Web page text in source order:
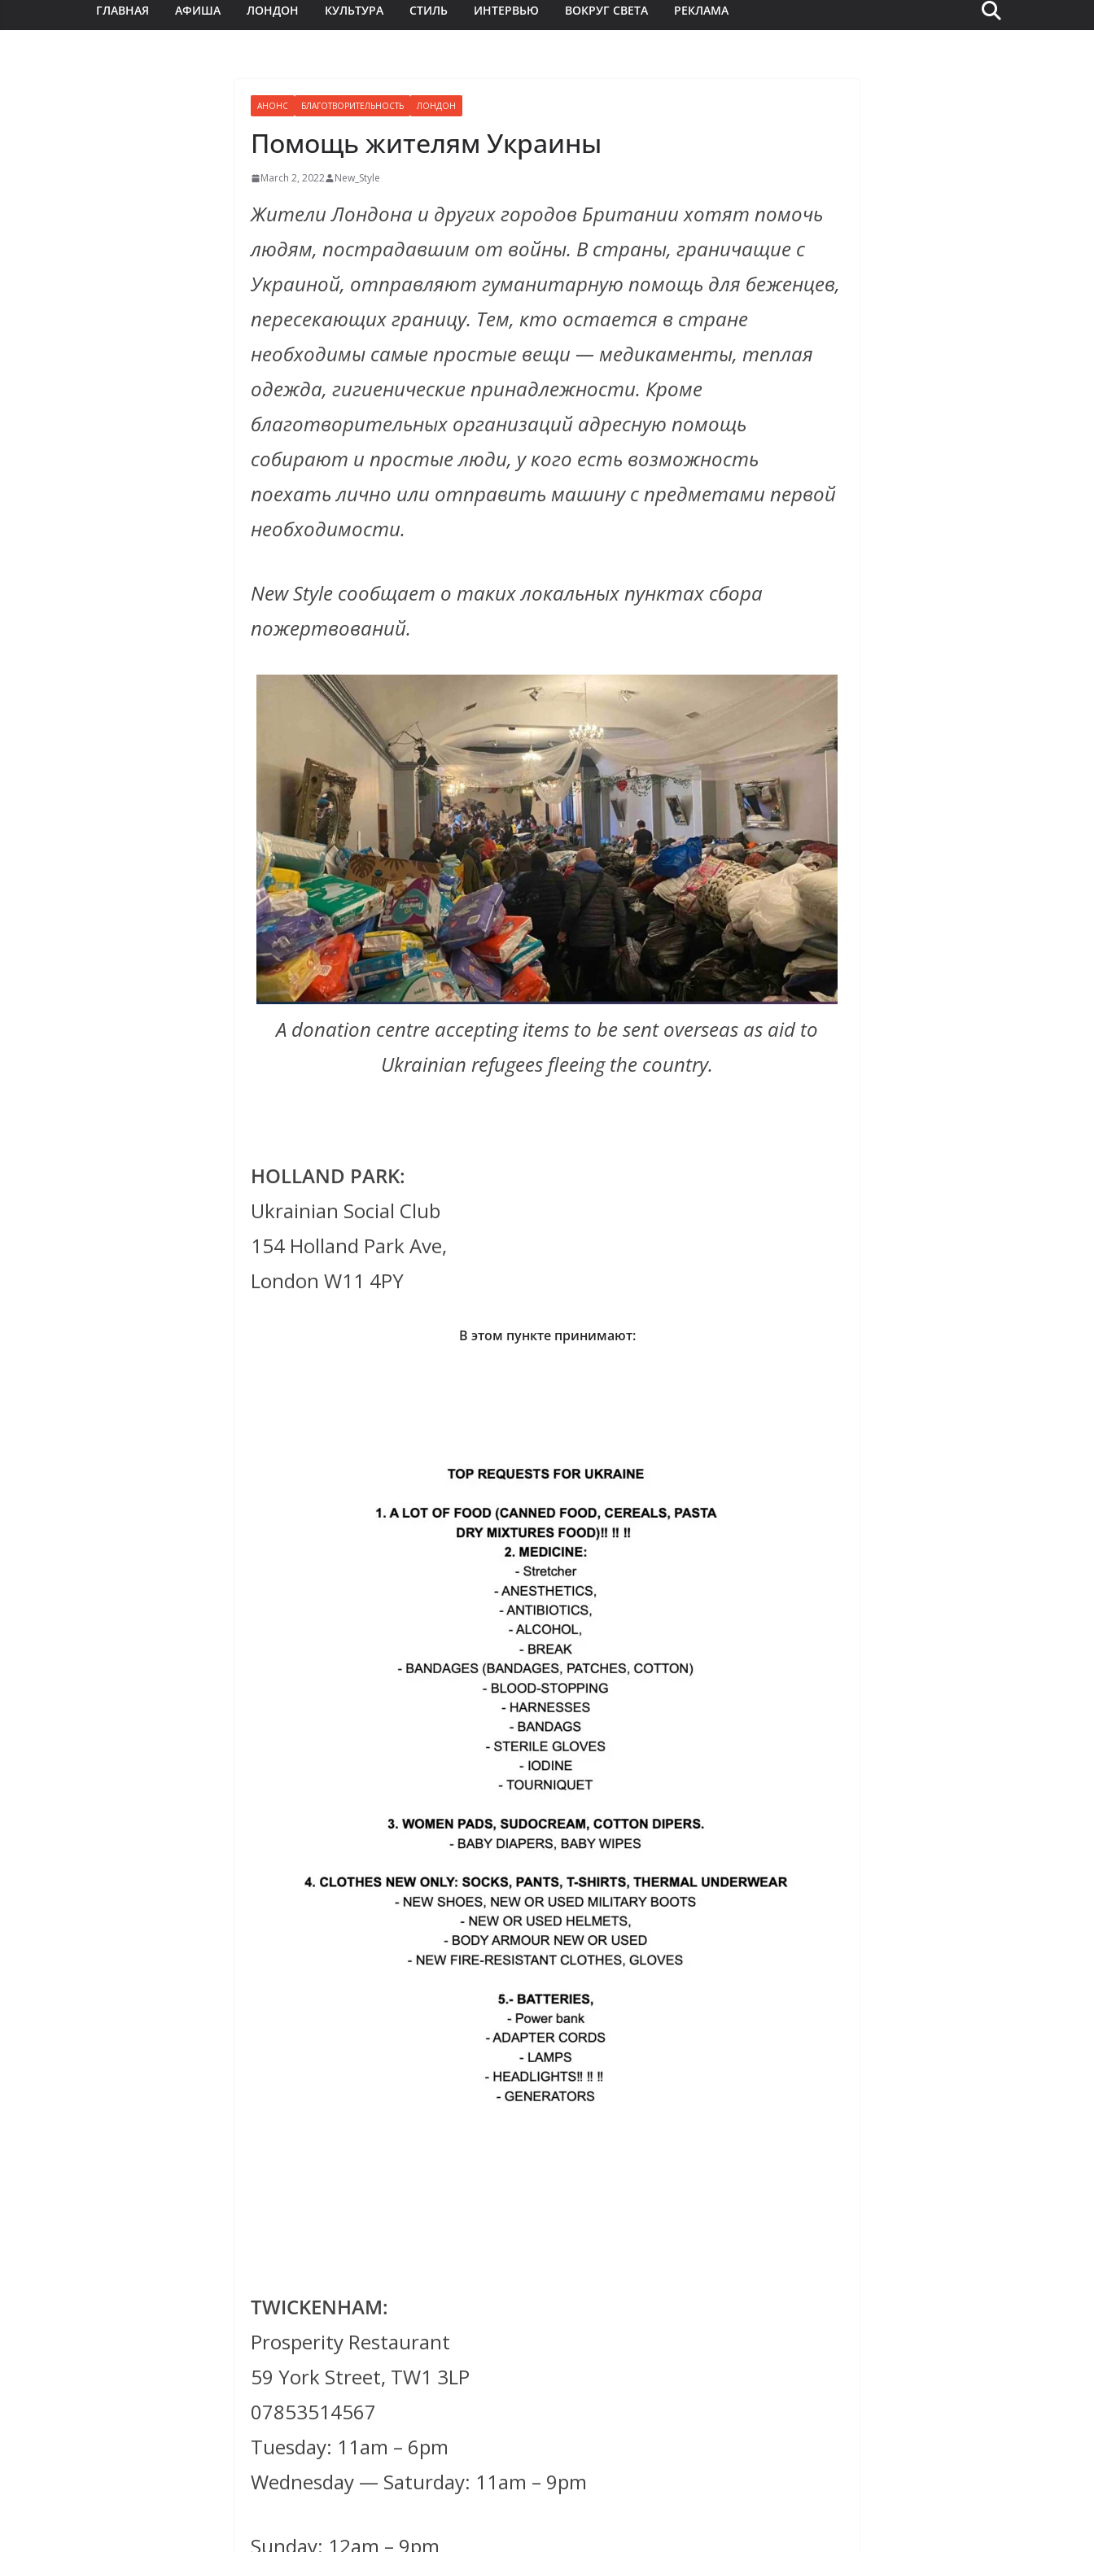
ГЛАВНАЯ АФИША ЛОНДОН КУЛЬТУРА СТИЛЬ ИНТЕРВЬЮ ВОКРУГ СВЕТА РЕКЛАМА
АНОНС БЛАГОТВОРИТЕЛЬНОСТЬ ЛОНДОН
Помощь жителям Украины
March 2, 2022 New_Style
Жители Лондона и других городов Британии хотят помочь
людям, пострадавшим от войны. В страны, граничащие с
Украиной, отправляют гуманитарную помощь для беженцев,
пересекающих границу. Тем, кто остается в стране
необходимы самые простые вещи — медикаменты, теплая
одежда, гигиенические принадлежности. Кроме
благотворительных организаций адресную помощь
собирают и простые люди, у кого есть возможность
поехать лично или отправить машину с предметами первой
необходимости.
New Style сообщает о таких локальных пунктах сбора
пожертвований.
A donation centre accepting items to be sent overseas as aid to
Ukrainian refugees fleeing the country.
HOLLAND PARK:
Ukrainian Social Club
154 Holland Park Ave,
London W11 4PY
В этом пункте принимают:
TWICKENHAM:
Prosperity Restaurant
59 York Street, TW1 3LP
07853514567
Tuesday: 11am – 6pm
Wednesday — Saturday: 11am – 9pm
Sunday: 12am – 9pm